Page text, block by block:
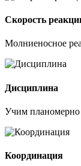
Скорость
Молниеносное
Дисциплина
Учим планомерно
Координация